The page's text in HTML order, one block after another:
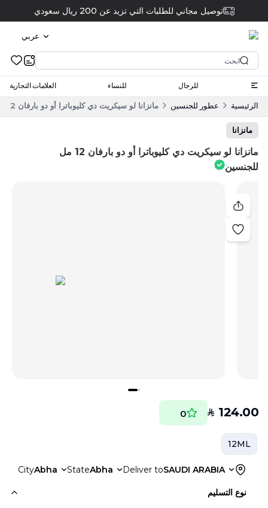
توصيل مجاني للطلبات التي تزيد عن 200 ريال سعودي
عربي
للرجال للنساء العلامات التجارية
الرئيسية عطور للجنسين مانزانا لو سيكريت دي كليوباترا أو دو بارفان 12 مل للجنسين
مانزانا
مانزانا لو سيكريت دي كليوباترا أو دو بارفان 12 مل
للجنسين
SAR 124.00
0
12ML
Deliver toSAUDI ARABIA
StateAbha
CityAbha
نوع التسليم